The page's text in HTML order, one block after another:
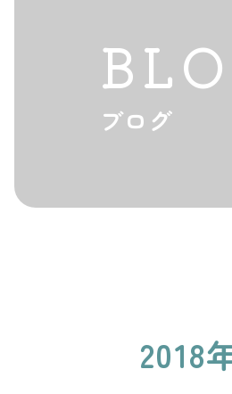
訪問診療
ブログ
2018